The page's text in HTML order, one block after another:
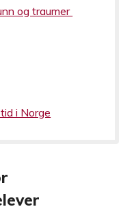
og traumer
i Norge